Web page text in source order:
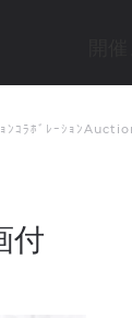
ﾝｺﾗﾎﾞﾚｰｼｮﾝ
付